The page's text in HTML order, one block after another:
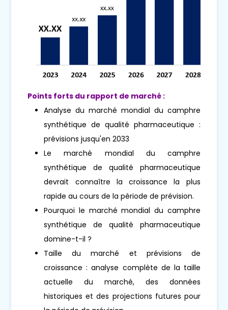
Points forts du rapport de marché :
Analyse du marché mondial du camphre
synthétique de qualité pharmaceutique :
prévisions jusqu'en 2033
Le marché mondial du camphre
synthétique de qualité pharmaceutique
devrait connaître la croissance la plus
rapide au cours de la période de prévision.
Pourquoi le marché mondial du camphre
synthétique de qualité pharmaceutique
domine-t-il ?
Taille du marché et prévisions de
croissance : analyse complète de la taille
actuelle du marché, des données
historiques et des projections futures pour